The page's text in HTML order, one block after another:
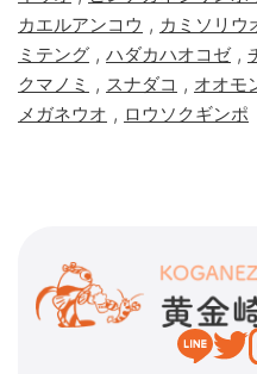
カエルアンコウ , カミソリウ
ミテング , ハダカハオコゼ,
クマノミ , スナダコ , オオモ
メガネウオ , ロウソクギンポ